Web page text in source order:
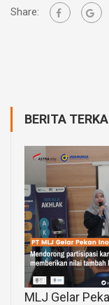
Share:
BERITA
MLJ Gelar